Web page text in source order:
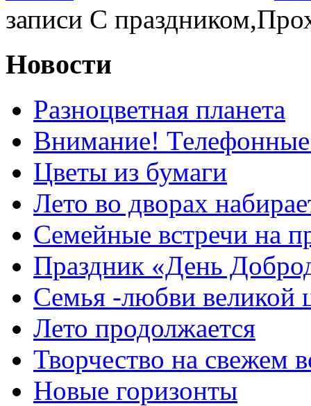
записи С
Новости
Разноцветная планета
Внимание!
Цветы из бумаги
Лето во дворах
Семейные встречи на
Праздник «День
Семья -любви великой
Лето продолжается
Творчество на свежем
Новые горизонты